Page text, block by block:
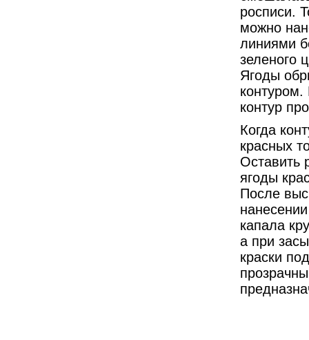
росписи.
можно
линиями
зеленого
Ягоды
контур
Когда
красных
Оставить
ягоды
После
капала
а при
краски